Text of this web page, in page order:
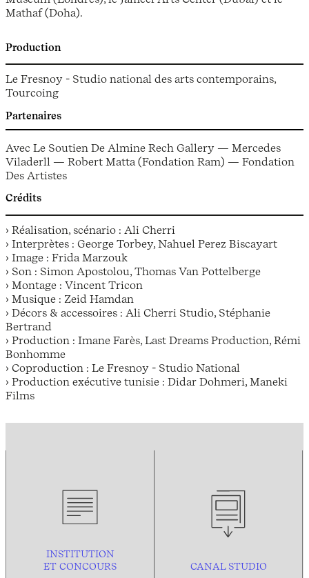
Mathaf (Doha).
Production
Le Fresnoy - Studio national des arts contemporains,
Tourcoing
Partenaires
Avec Le Soutien De Almine Rech Gallery — Mercedes
Viladerll — Robert Matta (Fondation Ram) — Fondation
Des Artistes
Crédits
› Réalisation, scénario : Ali Cherri
› Interprètes : George Torbey, Nahuel Perez Biscayart
› Image : Frida Marzouk
› Son : Simon Apostolou, Thomas Van Pottelberge
› Montage : Vincent Tricon
› Musique : Zeid Hamdan
› Décors & accessoires : Ali Cherri Studio, Stéphanie
Bertrand
› Production : Imane Farès, Last Dreams Production, Rémi
Bonhomme
› Coproduction : Le Fresnoy - Studio National
› Production exécutive tunisie : Didar Dohmeri, Maneki
Films
INSTITUTION
ET CONCOURS
CANAL STUDIO